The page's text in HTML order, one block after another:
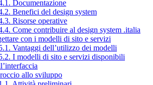
Documentazione
Benefici del design system
Risorse operative
Come contribuire al design system .italia
con i modelli di sito e servizi
Vantaggi dell’utilizzo dei modelli
I modelli di sito e servizi disponibili
allo sviluppo